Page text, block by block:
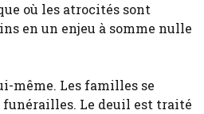
où les atrocités sont
en un enjeu à somme nulle
même. Les familles se
funérailles. Le deuil est traité